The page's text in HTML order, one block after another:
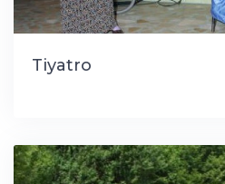
Tiyatro